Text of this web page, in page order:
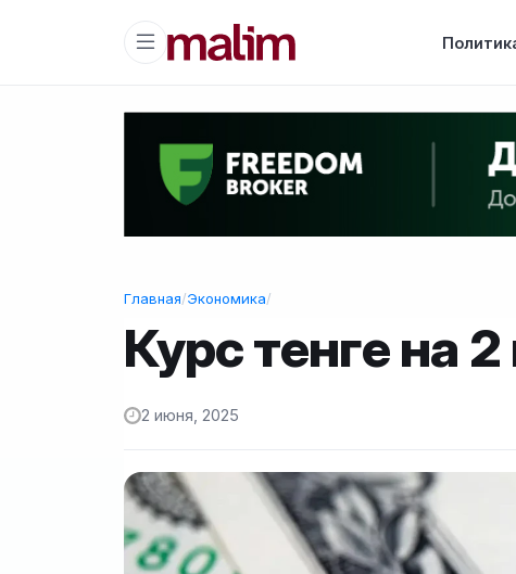
Главная/Экономика/
Курс тенге на
2 июня, 2025